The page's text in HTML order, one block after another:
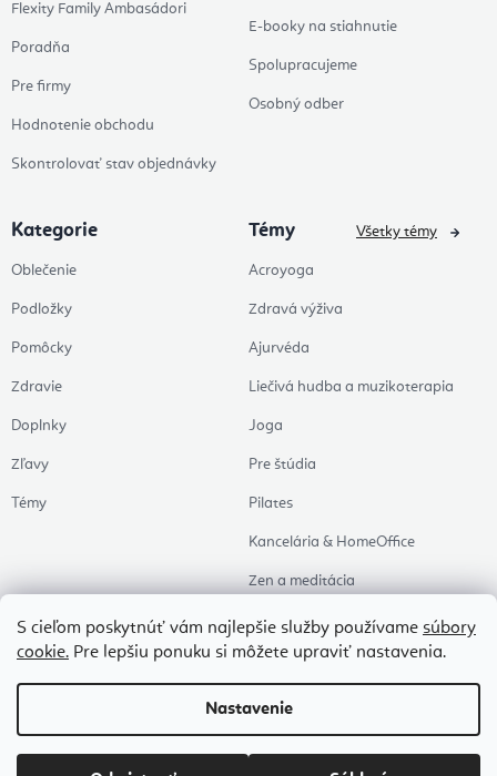
S cieľom poskytnúť vám najlepšie služby používame súbory
cookie. Pre lepšiu ponuku si môžete upraviť nastavenia.
Nastavenie
Flexity Family Ambasádori
Poradňa
Pre firmy
Hodnotenie obchodu
Skontrolovať stav objednávky
E-booky na stiahnutie
Spolupracujeme
Osobný odber
Kategorie
Oblečenie
Podložky
Pomôcky
Zdravie
Doplnky
Zľavy
Témy
Témy
Acroyoga
Zdravá výživa
Ajurvéda
Liečivá hudba a muzikoterapia
Joga
Pre štúdia
Pilates
Kancelária & HomeOffice
Zen a meditácia
Aromaterapia
Zdravý spánok
Naše obľúbené
Všetky témy
Copyright 2026Flexity. Všetky práva vyhradené.Upraviť nastavenie cookies